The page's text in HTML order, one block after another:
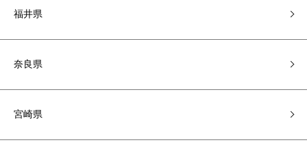
福井県
奈良県
宮崎県